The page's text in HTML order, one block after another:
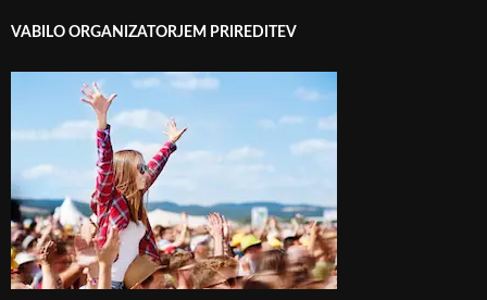
VABILO ORGANIZATORJEM PRIREDITEV